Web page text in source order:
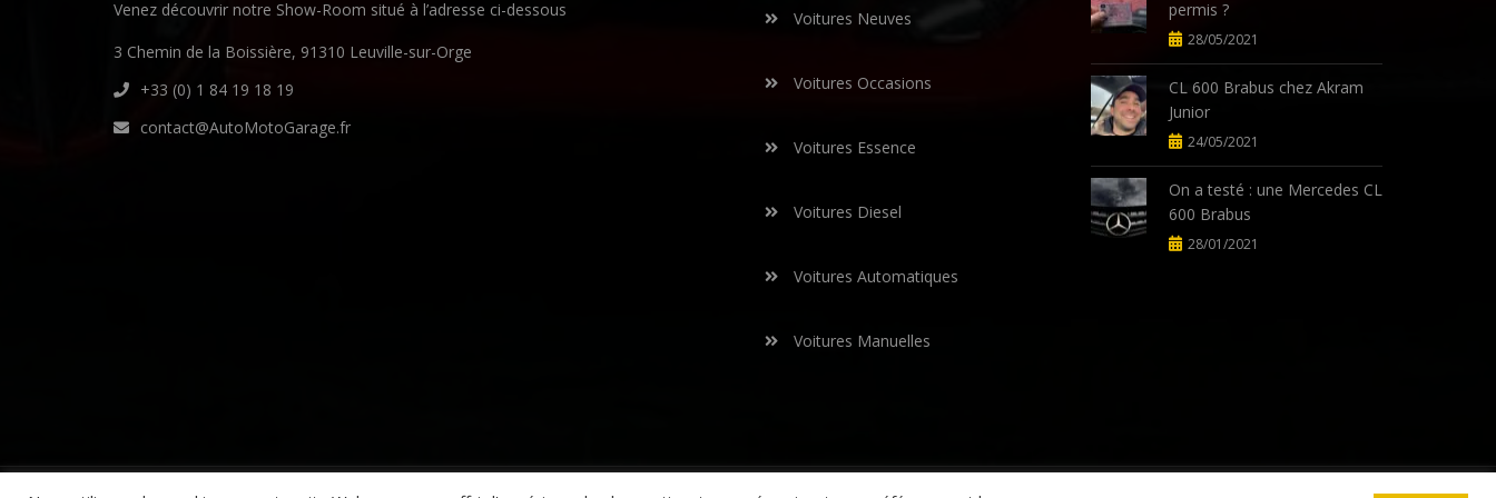
Venez découvrir notre Show-Room situé à l’adresse ci-dessous
3 Chemin de la Boissière, 91310 Leuville-sur-Orge
+33 (0) 1 84 19 18 19
contact@AutoMotoGarage.fr
Voitures Neuves
Voitures Occasions
Voitures Essence
Voitures Diesel
Voitures Automatiques
Voitures Manuelles
permis ?
28/05/2021
CL 600 Brabus chez Akram
Junior
24/05/2021
On a testé : une Mercedes CL
600 Brabus
28/01/2021